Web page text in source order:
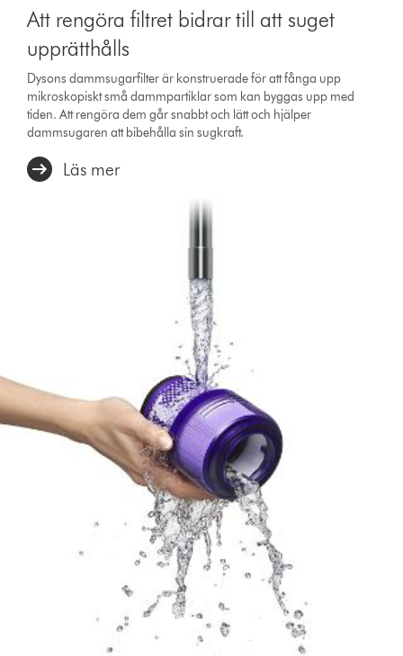
Att rengöra filtret bidrar till att suget
upprätthålls
Dysons dammsugarfilter är konstruerade för att fånga upp
mikroskopiskt små dammpartiklar som kan byggas upp med
tiden. Att rengöra dem går snabbt och lätt och hjälper
dammsugaren att bibehålla sin sugkraft.
Läs mer